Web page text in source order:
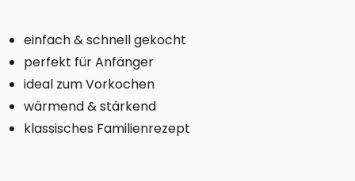
einfach & schnell gekocht
perfekt für Anfänger
ideal zum Vorkochen
wärmend & stärkend
klassisches Familienrezept